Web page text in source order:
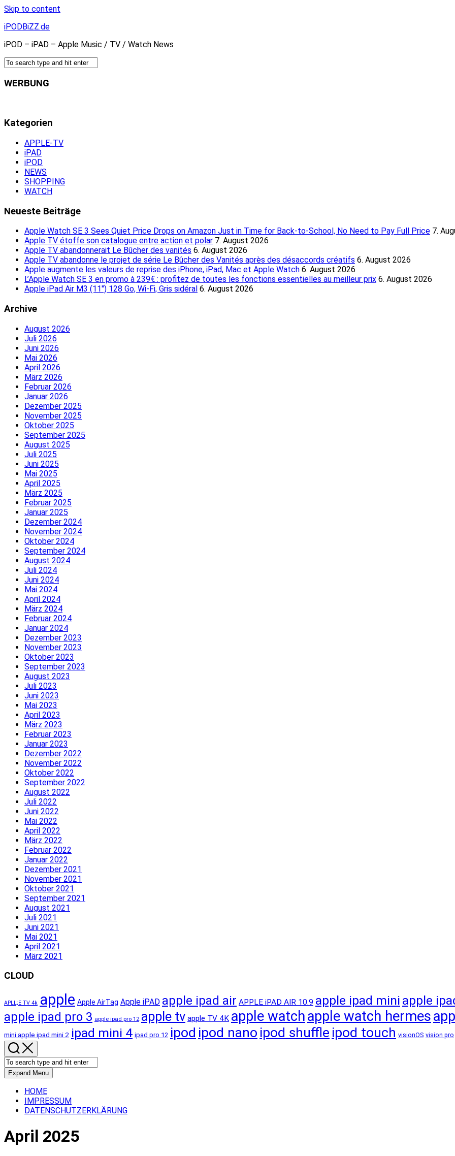
Skip to content
iPODBiZZ.de
iPOD – iPAD – Apple Music / TV / Watch News
WERBUNG
Kategorien
APPLE-TV
iPAD
iPOD
NEWS
SHOPPING
WATCH
Neueste Beiträge
Apple Watch SE 3 Sees Quiet Price Drops on Amazon Just in Time for Back-to-School, No Need to Pay Full Price 7.
Apple TV étoffe son catalogue entre action et polar 7. August 2026
Apple TV abandonnerait Le Bûcher des vanités 6. August 2026
Apple TV abandonne le projet de série Le Bûcher des Vanités après des désaccords créatifs 6. August 2026
Apple augmente les valeurs de reprise des iPhone, iPad, Mac et Apple Watch 6. August 2026
L’Apple Watch SE 3 en promo à 239€ : profitez de toutes les fonctions essentielles au meilleur prix 6. August 2026
Apple iPad Air M3 (11″) 128 Go, Wi-Fi, Gris sidéral 6. August 2026
Archive
August 2026
Juli 2026
Juni 2026
Mai 2026
April 2026
März 2026
Februar 2026
Januar 2026
Dezember 2025
November 2025
Oktober 2025
September 2025
August 2025
Juli 2025
Juni 2025
Mai 2025
April 2025
März 2025
Februar 2025
Januar 2025
Dezember 2024
November 2024
Oktober 2024
September 2024
August 2024
Juli 2024
Juni 2024
Mai 2024
April 2024
März 2024
Februar 2024
Januar 2024
Dezember 2023
November 2023
Oktober 2023
September 2023
August 2023
Juli 2023
Juni 2023
Mai 2023
April 2023
März 2023
Februar 2023
Januar 2023
Dezember 2022
November 2022
Oktober 2022
September 2022
August 2022
Juli 2022
Juni 2022
Mai 2022
April 2022
März 2022
Februar 2022
Januar 2022
Dezember 2021
November 2021
Oktober 2021
September 2021
August 2021
Juli 2021
Juni 2021
Mai 2021
April 2021
März 2021
CLOUD
APLL;E TV 4k apple Apple AirTag Apple iPAD apple ipad air APPLE iPAD AIR 10.9 apple ipad mini apple
apple ipad pro 3 apple ipad pro 12 apple tv apple TV 4K apple watchapple watch hermes
mini apple ipad mini 2 ipad mini 4 ipad pro 12 ipod ipod nano ipod shuffle ipod touch visionOS vision pro
Expand Menu
HOME
IMPRESSUM
DATENSCHUTZERKLÄRUNG
April 2025